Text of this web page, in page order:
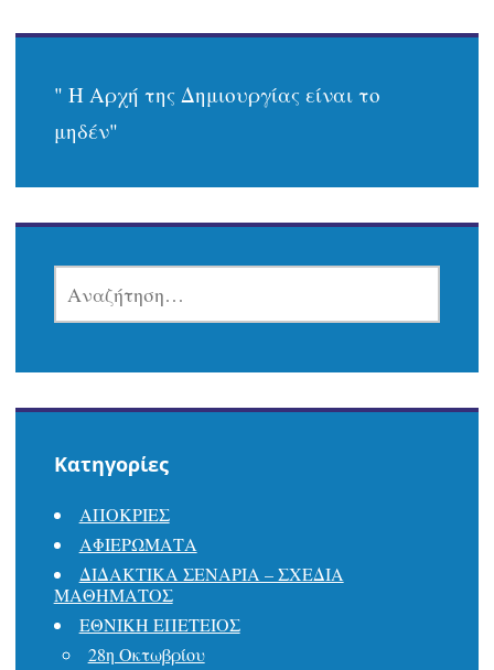
" Η Αρχή της Δημιουργίας είναι το
μηδέν"
ΓΙΑ:
Kατηγορίες
ΑΠΟΚΡΙΕΣ
ΑΦΙΕΡΩΜΑΤΑ
ΔΙΔΑΚΤΙΚΑ ΣΕΝΑΡΙΑ – ΣΧΕΔΙΑ
ΜΑΘΗΜΑΤΟΣ
ΕΘΝΙΚΗ ΕΠΕΤΕΙΟΣ
28η Οκτωβρίου